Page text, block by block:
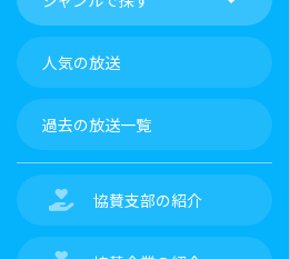
人気の放送
過去の放送一覧
協賛支部の紹介